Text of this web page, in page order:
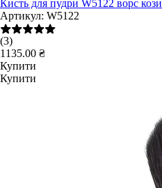
Кисть для пудри W5122 ворс кози
Артикул: W5122
(3)
1135.00 ₴
Купити
Купити